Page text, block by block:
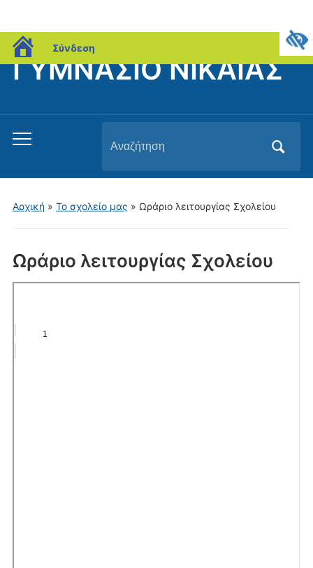
blogs.sch.gr
Σύνδεση
ΓΥΜΝΑΣΙΟ ΝΙΚΑΙΑΣ
Εναλλαγή
μενού
για
για:
Αρχική» Το σχολείο μας » Ωράριο λειτουργίας Σχολείου
Ωράριο λειτουργίας Σχολείου